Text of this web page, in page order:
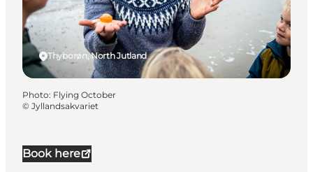
Book here
Thyborøn, North Jutland
Photo: Flying October
© Jyllandsakvariet